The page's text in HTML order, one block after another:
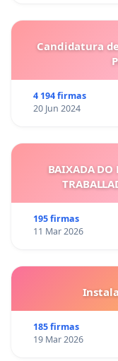
Candidatura
4 194 firmas
20 Jun 2024
BAIXADA DO
195 firmas
11 Mar 2026
185 firmas
19 Mar 2026